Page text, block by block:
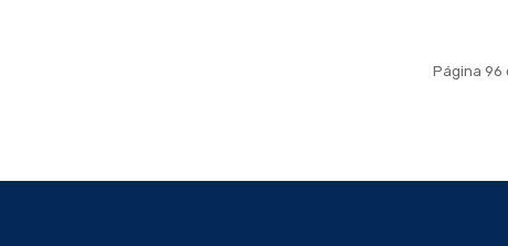
Página 96